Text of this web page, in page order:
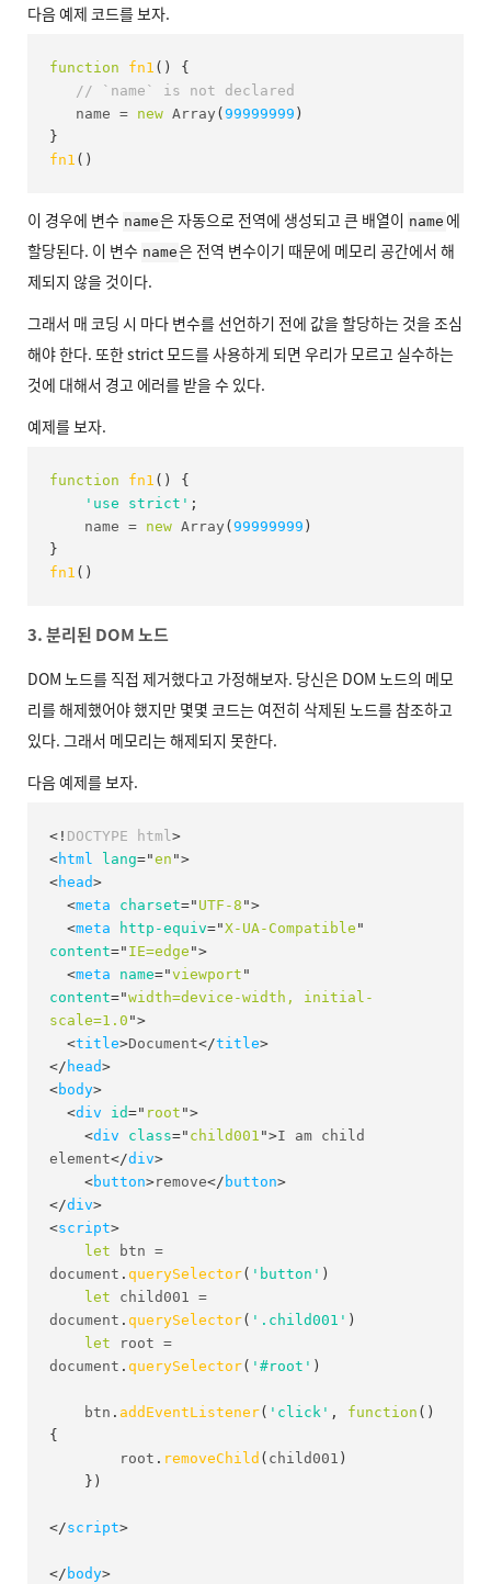
다음 예제 코드를 보자.
function fn1 ( )
{
// `name` is not declared
   name
= new Array ( 99999999 )
}
fn1 ( )
이 경우에 변수 name은 자동으로 전역에 생성되고 큰 배열이 name 에
할당된다. 이 변수 name은 전역 변수이기 때문에 메모리 공간에서 해
제되지 않을 것이다.
그래서 매 코딩 시 마다 변수를 선언하기 전에 값을 할당하는 것을 조심
해야 한다. 또한 strict 모드를 사용하게 되면 우리가 모르고 실수하는
것에 대해서 경고 에러를 받을 수 있다.
예제를 보자.
function fn1 ( )
{
'use strict' ;
    name
= new Array ( 99999999 )
}
fn1 ( )
3. 분리된 DOM 노드
DOM 노드를 직접 제거했다고 가정해보자. 당신은 DOM 노드의 메모
리를 해제했어야 했지만 몇몇 코드는 여전히 삭제된 노드를 참조하고
있다. 그래서 메모리는 해제되지 못한다.
다음 예제를 보자.
<! DOCTYPE html>
<html lang="en ">
<head>
<meta charset=" UTF-8 ">
<meta http-equiv="X-UA-Compatible "
content=" IE=edge ">
<meta name="viewport "
content="width=device-width, initial-
scale=1.0 ">
<title>Document</title>
</ head>
<body>
<div id=" root ">
<div class=" child001 ">I am child
element</div>
<button>remove</ button>
</div>
<script>
let btn =
document . querySelector( 'button' )
let child001 =
document . querySelector( '.child001' )
let root =
document . querySelector( '#root' )
    btn
. addEventListener( 'click' , function ( )
{
        root
. removeChild ( child001 )
} )
</script>
</ body>